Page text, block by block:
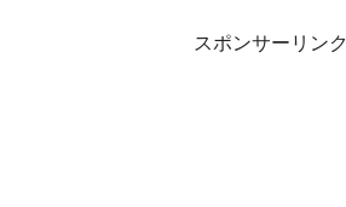
スポンサーリンク